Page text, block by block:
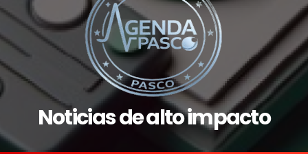
Noticias de alto impacto